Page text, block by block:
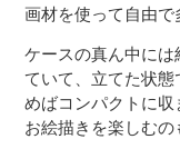
画材を使って自由で
ケースの真ん中に
ていて、立てた状
めばコンパクトに
お絵描きを楽しむの